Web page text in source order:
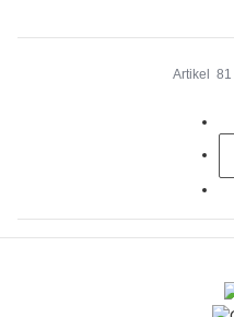
Artikel 81